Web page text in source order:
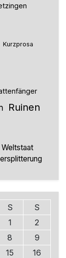
Kurzprosa
Ruinen
Weltstaat
S
S
1
2
8
9
15
16